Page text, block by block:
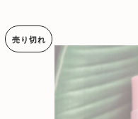
売り切れ